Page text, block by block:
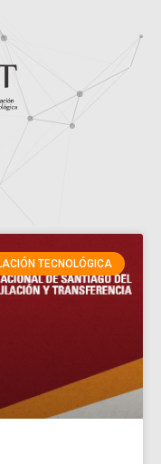
TECNOLÓGICA